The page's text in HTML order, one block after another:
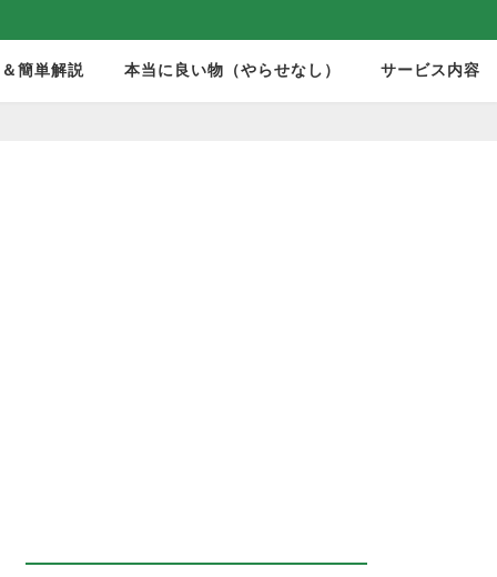
簡単解説 本当に良い物（やらせなし） サービス内容